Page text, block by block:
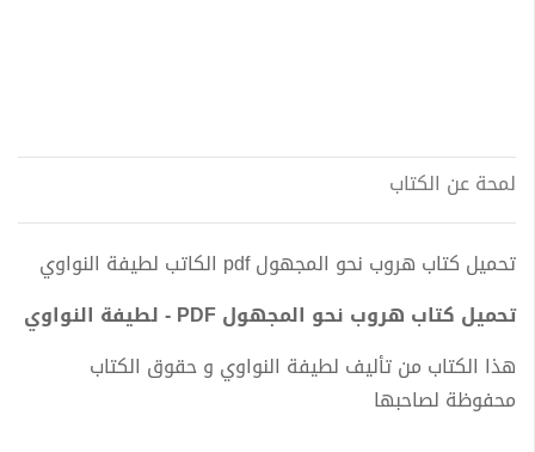
لمحة عن الكتاب
تحميل كتاب هروب نحو المجهول pdf الكاتب لطيفة النواوي
تحميل كتاب هروب نحو المجهول PDF - لطيفة النواوي
هذا الكتاب من تأليف لطيفة النواوي و حقوق الكتاب
محفوظة لصاحبها